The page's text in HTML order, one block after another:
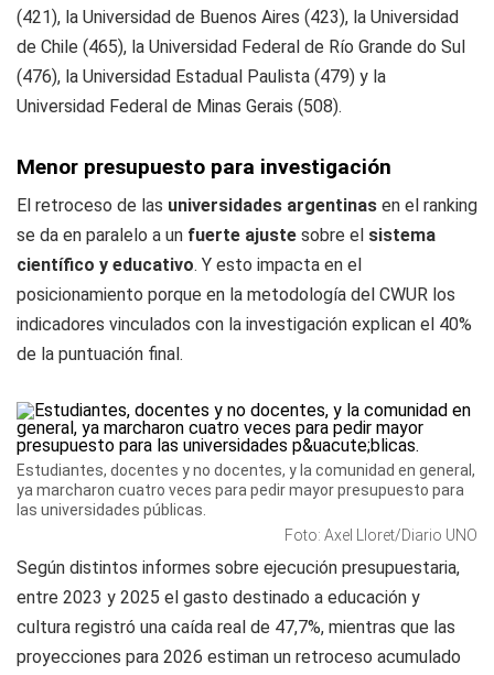
(421), la Universidad de Buenos Aires (423), la Universidad
de Chile (465), la Universidad Federal de Río Grande do Sul
(476), la Universidad Estadual Paulista (479) y la
Universidad Federal de Minas Gerais (508).
Menor presupuesto para investigación
El retroceso de las universidades argentinas en el ranking
se da en paralelo a un fuerte ajuste sobre el sistema
científico y educativo. Y esto impacta en el
posicionamiento porque en la metodología del CWUR los
indicadores vinculados con la investigación explican el 40%
de la puntuación final.
Estudiantes, docentes y no docentes, y la comunidad en general,
ya marcharon cuatro veces para pedir mayor presupuesto para
las universidades públicas.
Foto: Axel Lloret/Diario UNO
Según distintos informes sobre ejecución presupuestaria,
entre 2023 y 2025 el gasto destinado a educación y
cultura registró una caída real de 47,7%, mientras que las
proyecciones para 2026 estiman un retroceso acumulado